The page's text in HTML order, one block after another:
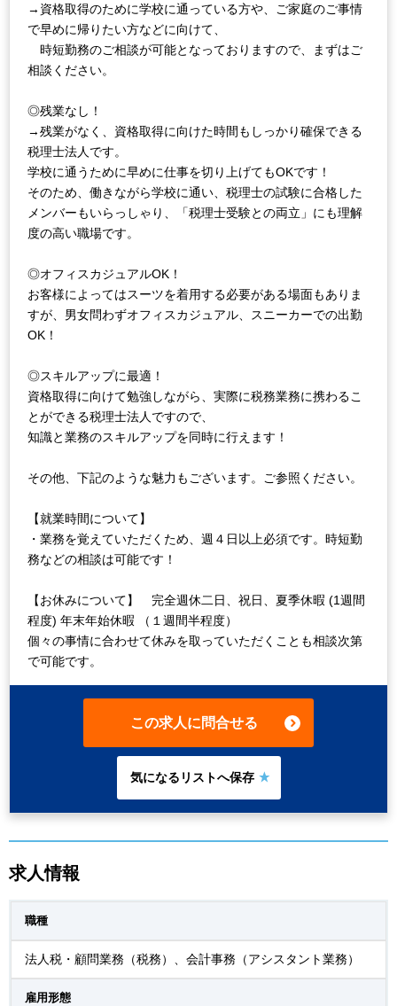
→資格取得のために学校に通っている方や、ご家庭のご事情
で早めに帰りたい方などに向けて、
時短勤務のご相談が可能となっておりますので、まずはご
相談ください。
◎残業なし！
→残業がなく、資格取得に向けた時間もしっかり確保できる
税理士法人です。
学校に通うために早めに仕事を切り上げてもOKです！
そのため、働きながら学校に通い、税理士の試験に合格した
メンバーもいらっしゃり、「税理士受験との両立」にも理解
度の高い職場です。
◎オフィスカジュアルOK！
お客様によってはスーツを着用する必要がある場面もありま
すが、男女問わずオフィスカジュアル、スニーカーでの出勤
OK！
◎スキルアップに最適！
資格取得に向けて勉強しながら、実際に税務業務に携わるこ
とができる税理士法人ですので、
知識と業務のスキルアップを同時に行えます！
その他、下記のような魅力もございます。ご参照ください。
【就業時間について】
・業務を覚えていただくため、週４日以上必須です。時短勤
務などの相談は可能です！
【お休みについて】 完全週休二日、祝日、夏季休暇 (1週間
程度) 年末年始休暇 （１週間半程度）
個々の事情に合わせて休みを取っていただくことも相談次第
で可能です。
この求人に問合せる
求人情報
職種
法人税・顧問業務（税務）、会計事務（アシスタント業務）
雇用形態